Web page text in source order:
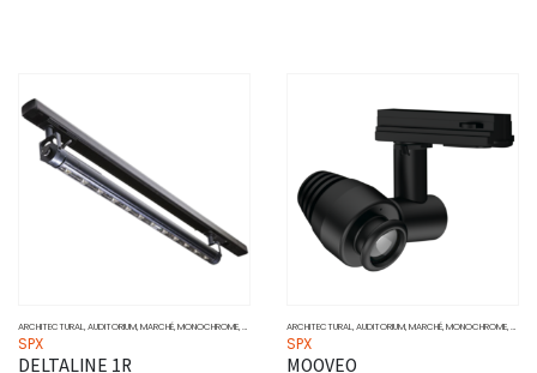
ARCHITECTURAL,AUDITORIUM,MARCHÉ,MONOCHROME,MUSÉO PONCTUEL,PROJECTEURS,SOURCE
SPX
DELTALINE 1R
ARCHITECTURAL,AUDITORIUM,MARCHÉ,MONOCHROME,MUSÉO
SPX
MOOVEO